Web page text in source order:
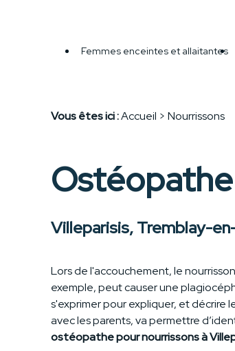
Femmes enceintes et allaitantes
Vous êtes ici :Accueil > Nourrissons
Villeparisis, Tremblay-
Lors de l'accouchement, le
exemple, peut causer une
s'exprimer pour expliquer, et décrire
avec les parents, va permettre
ostéopathe pour nourrissons à